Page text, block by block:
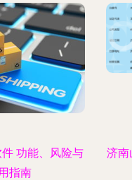
功能、风险与
指南
济南